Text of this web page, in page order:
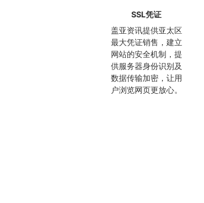
SSL凭证
盖亚资讯提供亚太区
最大凭证销售，建立
网站的安全机制，提
供服务器身份识别及
数据传输加密，让用
户浏览网页更放心。